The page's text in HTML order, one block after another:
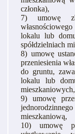
członka),
7) umowę
lokalu lub
spółdzielniach
8) umowę
przeniesienia
do gruntu,
lokalu lub
mieszkaniowych,
9) umowę
mieszkaniową,
10) umowę